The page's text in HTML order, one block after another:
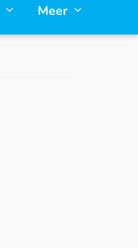
Meer